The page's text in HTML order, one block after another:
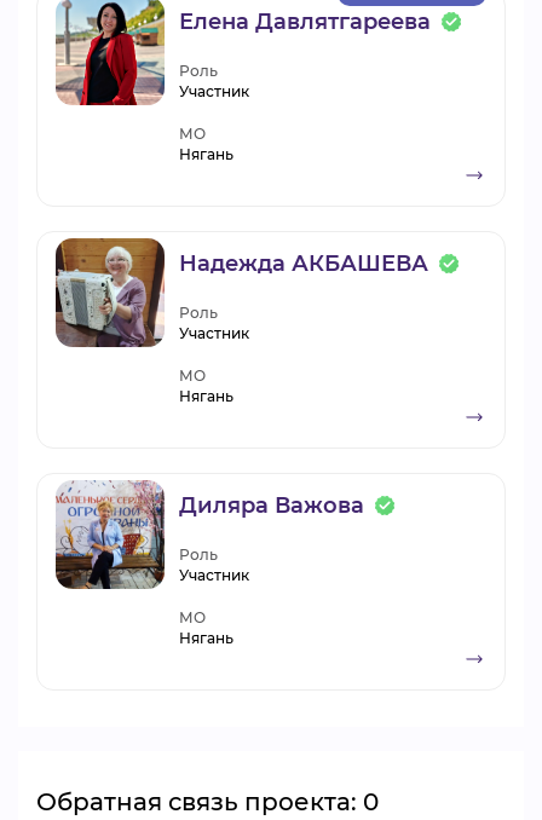
Елена Давлятгареева
Роль
Участник
МО
Нягань
Надежда АКБАШЕВА
Роль
Участник
МО
Нягань
Диляра Важова
Роль
Участник
МО
Нягань
Обратная связь проекта: 0